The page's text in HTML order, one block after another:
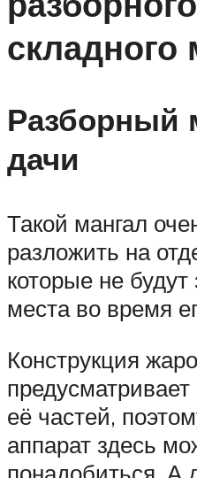
складного
Разборный
дачи
Такой мангал
разложить на
которые не
места во время
Конструкция
её частей,
аппарат здесь